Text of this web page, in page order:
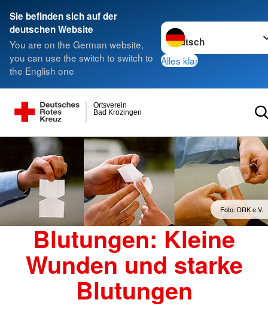
Sie befinden sich auf der
deutschen Website
You are on the German website,
you can use the switch to switch to
the English one
Sprache wechseln zu
Alles klar
Bad Krozingen
Ortsverein
Foto: DRK e.V.
Blutungen: Kleine
Wunden und starke
Blutungen